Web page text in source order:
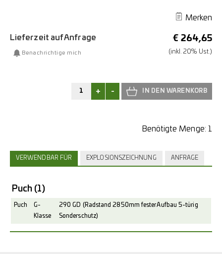
Merken
€ 264,65
(inkl. 20% Ust.)
Lieferzeit auf Anfrage
Benachrichtige mich
+ -
Benötigte Menge: 1
VERWENDBAR FÜR EXPLOSIONSZEICHNUNG ANFRAGE
Puch (1)
Puch
G-
Klasse
290 GD (Radstand 2850mm fester Aufbau 5-türig
Sonderschutz)